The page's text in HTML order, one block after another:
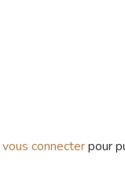
vous connecterpour